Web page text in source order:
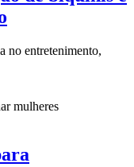
no entretenimento,